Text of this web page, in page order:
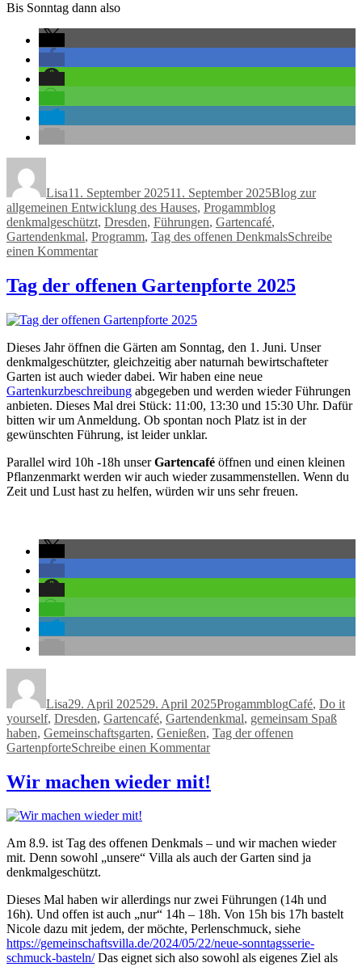
Bis Sonntag dann also
Lisa11. September 202511. September 2025Blog zur
allgemeinen Entwicklung des Hauses, ProgammblogSchlagwörter
denkmalgeschützt, Dresden, Führungen, Gartencafé,
Gartendenkmal, Programm, Tag des offenen DenkmalsSchreibe
einen Kommentarzu
Mal
zwei
an
zum
Tag
des
offenen
Denkmals
Tag der offenen Gartenpforte 2025
Dieses Jahr öffnen die Gärten am Sonntag, den 1. Juni. Unser
denkmalgeschützter, gleichzeitig aber naturnah bewirtschafteter
Garten ist auch wieder dabei. Wir haben eine neue
Gartenkurzbeschreibung abgegeben und werden wieder Führungen
anbieten. Dieses Mal drei Stück: 11:00, 13:30 und 15:30 Uhr. Dafür
bitten wir um Anmeldung. Ob spontan noch Platz ist in der
gewünschten Führung, ist leider unklar.
Parallel wird 10h -18h unserGartencafé öffnen und einen kleinen
Pflanzenmarkt werden wir auch wieder zusammenstellen. Wenn du
Zeit und Lust hast zu helfen, würden wir uns sehr freuen.
Lisa29. April 202529. April 2025ProgammblogCafé, Do it
yourself, Dresden, Gartencafé, Gartendenkmal, gemeinsam Spaß
haben, Gemeinschaftsgarten, Genießen, Tag der offenen
GartenpforteSchreibe einen Kommentarzu
offenen
Wir machen wieder mit!
Am 8.9. ist Tag des offenen Denkmals – und wir machen wieder
mit. Denn sowohl „unsere“ Villa als auch der Garten sind ja
denkmalgeschützt.
Dieses Mal haben wir allerdings nur zwei Führungen (14h und
16h). Und offen ist auch „nur“ 14h – 18h. Von 15h bis 17h bastelt
Nicole dazu mit jedem, der möchte, Perlenschmuck, siehe
https://gemeinschaftsvilla.de/2024/05/22/neue-sonntagsserie-
schmuck-basteln/Das eignet sich also sowohl als eigenes Ziel als